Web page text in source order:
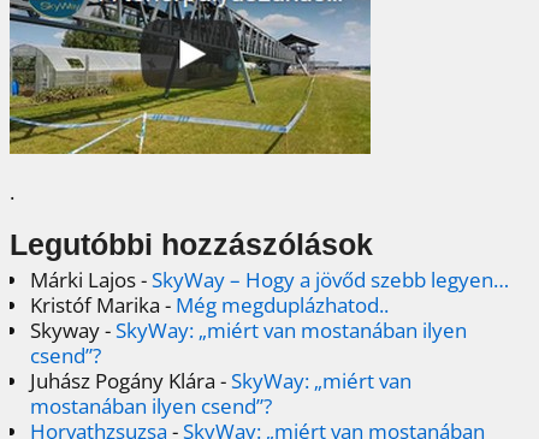
.
Legutóbbi hozzászólások
Márki Lajos-SkyWay – Hogy a jövőd szebb legyen…
Kristóf Marika - Még megduplázhatod..
Skyway-SkyWay: „miért van mostanában ilyen
csend”?
Juhász Pogány Klára -SkyWay: „miért van
mostanában ilyen csend”?
Horvathzsuzsa -SkyWay: „miért van mostanában